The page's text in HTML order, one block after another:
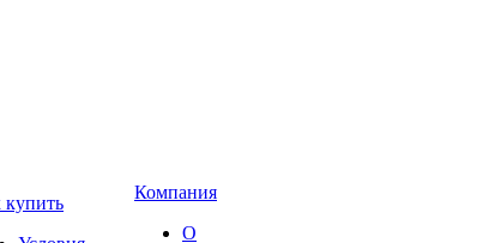
купить
Компания
О